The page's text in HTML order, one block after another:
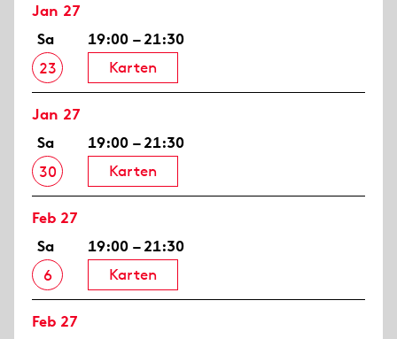
Jan 27
Sa
23
19:00 – 21:30
Karten
Jan 27
Sa
30
19:00 – 21:30
Karten
Feb 27
Sa
6
19:00 – 21:30
Karten
Feb 27